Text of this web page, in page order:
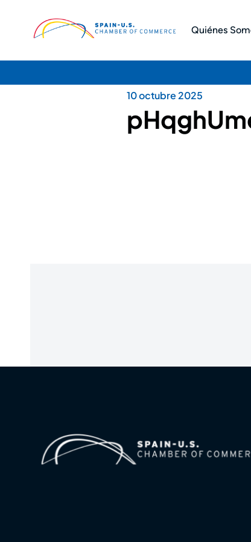
Quiénes
10 octubre 2025